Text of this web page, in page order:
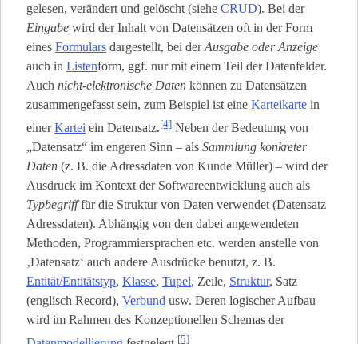
gelesen, verändert und gelöscht (siehe CRUD). Bei der
Eingabe wird der Inhalt von Datensätzen oft in der Form
eines Formulars dargestellt, bei derAusgabe oder Anzeige
auch in Listen­form, ggf. nur mit einem Teil der Datenfelder.
Auch nicht-elektronische Daten können zu Datensätzen
zusammengefasst sein, zum Beispiel ist eine Karteikarte in
einerKartei ein Datensatz.[4] Neben der Bedeutung von
„Datensatz“ im engeren Sinn – als Sammlung konkreter
Daten (z. B. die Adressdaten von Kunde Müller) – wird der
Ausdruck im Kontext der Softwareentwicklung auch als
Typbegrifffür die Struktur von Daten verwendet (Datensatz
Adressdaten). Abhängig von den dabei angewendeten
Methoden, Programmiersprachen etc. werden anstelle von
‚Datensatz‘ auch andere Ausdrücke benutzt, z. B.
Entität/Entitätstyp, Klasse, Tupel, Zeile, Struktur, Satz
(englisch Record), Verbund usw. Deren logischer Aufbau
wird im Rahmen des Konzeptionellen Schemas der
[5]